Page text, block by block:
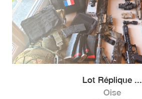
Lot Réplique ...
Oise